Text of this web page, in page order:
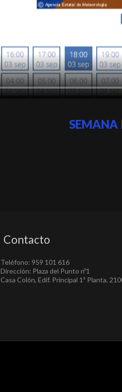
SEMANA
Contacto
Teléfono: 959 101 616
Dirección: Plaza del Punto nº1
Casa Colón, Edif. Principal 1ª Planta,